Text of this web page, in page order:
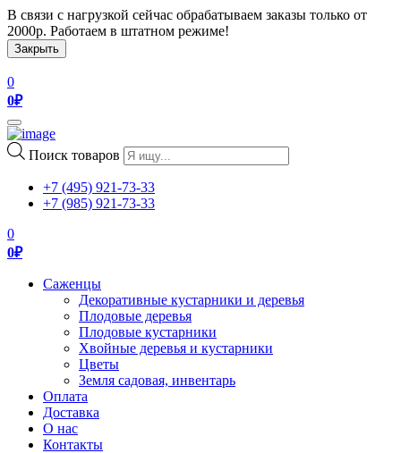
В связи с нагрузкой сейчас обрабатываем заказы только от
2000р. Работаем в штатном режиме!
Закрыть
0
0₽
Toggle
navigation
Поиск товаров
+7 (495) 921-73-33
+7 (985) 921-73-33
0
0₽
Саженцы
Декоративные кустарники и деревья
Плодовые деревья
Плодовые кустарники
Хвойные деревья и кустарники
Цветы
Земля садовая, инвентарь
Оплата
Доставка
О нас
Контакты